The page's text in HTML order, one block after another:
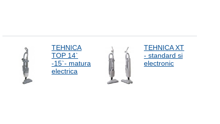
TEHNICA
TOP 14`
-15`- matura
electrica
TEHNICA XT
- standard si
electronic